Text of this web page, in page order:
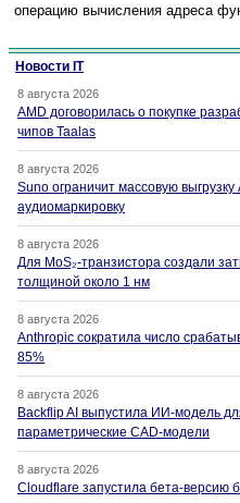
операцию вычисления адреса
Новости IT
8 августа 2026
AMD договорилась о покупке
чипов Taalas
8 августа 2026
Suno ограничит массовую
аудиомаркировку
8 августа 2026
Для MoS₂-транзистора создали
толщиной около 1 нм
8 августа 2026
Anthropic сократила число
85%
8 августа 2026
Backflip AI выпустила ИИ-модель
параметрические CAD-модели
8 августа 2026
Cloudflare запустила бета-версию